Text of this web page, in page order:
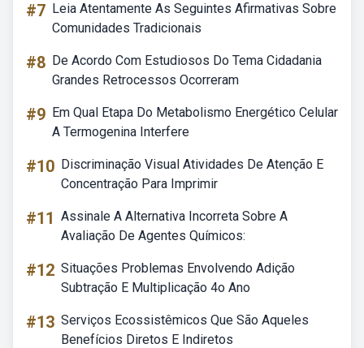
#7 Leia Atentamente As Seguintes Afirmativas Sobre
Comunidades Tradicionais
#8 De Acordo Com Estudiosos Do Tema Cidadania
Grandes Retrocessos Ocorreram
#9 Em Qual Etapa Do Metabolismo Energético Celular
A Termogenina Interfere
#10 Discriminação Visual Atividades De Atenção E
Concentração Para Imprimir
#11 Assinale A Alternativa Incorreta Sobre A
Avaliação De Agentes Químicos:
#12 Situações Problemas Envolvendo Adição
Subtração E Multiplicação 4o Ano
#13 Serviços Ecossistêmicos Que São Aqueles
Benefícios Diretos E Indiretos